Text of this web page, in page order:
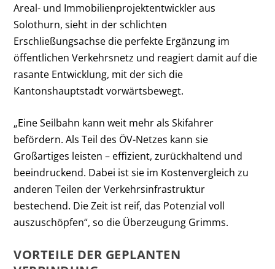
Areal- und Immobilienprojektentwickler aus
Solothurn, sieht in der schlichten
Erschließungsachse die perfekte Ergänzung im
öffentlichen Verkehrsnetz und reagiert damit auf die
rasante Entwicklung, mit der sich die
Kantonshauptstadt vorwärtsbewegt.
„Eine Seilbahn kann weit mehr als Skifahrer
befördern. Als Teil des ÖV-Netzes kann sie
Großartiges leisten – effizient, zurückhaltend und
beeindruckend. Dabei ist sie im Kostenvergleich zu
anderen Teilen der Verkehrsinfrastruktur
bestechend. Die Zeit ist reif, das Potenzial voll
auszuschöpfen“, so die Überzeugung Grimms.
VORTEILE DER GEPLANTEN